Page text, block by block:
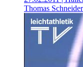
Thomas